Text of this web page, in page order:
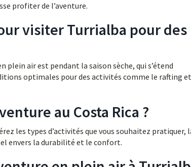
profiter de l’aventure.
visiter Turrialba pour des
air est pendant la saison sèche, qui s’étend
optimales pour des activités comme le rafting
au Costa Rica ?
les types d’activités que vous souhaitez pratiquer,
envers la durabilité et le confort.